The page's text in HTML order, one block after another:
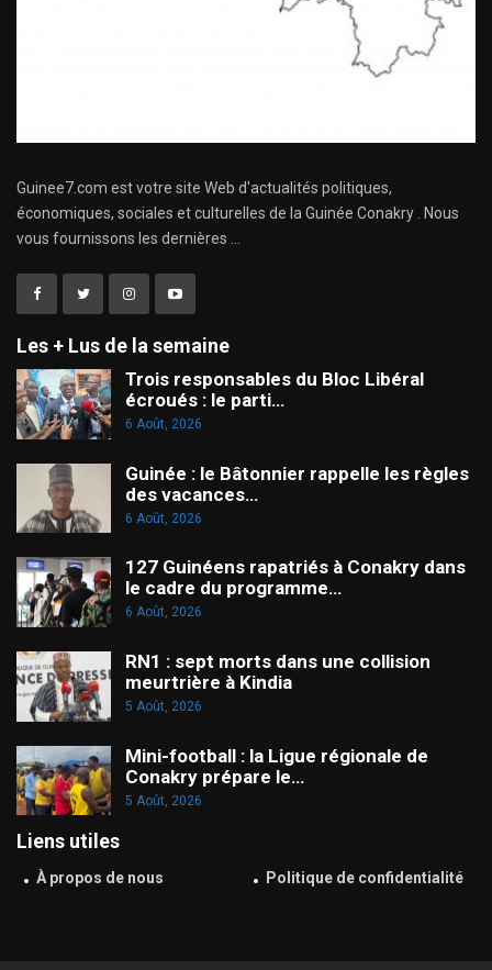
Guinee7.com est votre site Web d'actualités politiques,
économiques, sociales et culturelles de la Guinée Conakry . Nous
vous fournissons les dernières ...
Les + Lus de la semaine
Trois responsables du Bloc Libéral
écroués : le parti…
6 Août, 2026
Guinée : le Bâtonnier rappelle les règles
des vacances…
6 Août, 2026
127 Guinéens rapatriés à Conakry dans
le cadre du programme…
6 Août, 2026
RN1 : sept morts dans une collision
meurtrière à Kindia
5 Août, 2026
Mini-football : la Ligue régionale de
Conakry prépare le…
5 Août, 2026
Liens utiles
À propos de nous Politique de confidentialité